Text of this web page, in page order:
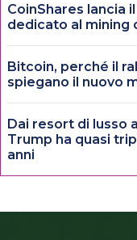
CoinShares lancia
dedicato al mining
Bitcoin, perché il
spiegano il nuovo
Dai resort di lusso
Trump ha quasi
anni